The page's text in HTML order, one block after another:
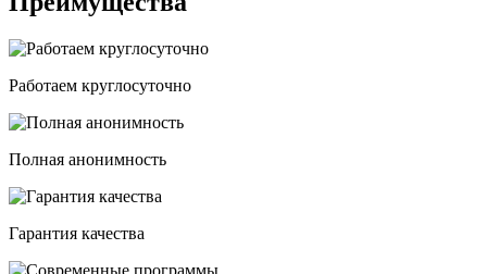
Работаем круглосуточно
Полная анонимность
Гарантия качества